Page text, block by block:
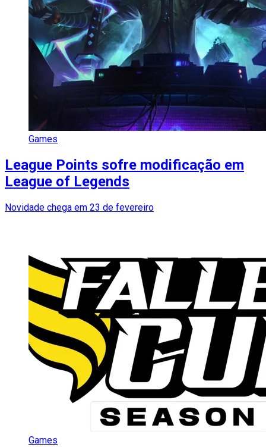
Games
League Points sofre modificação em
League of Legends
Novidade chega em 23 de fevereiro
Games